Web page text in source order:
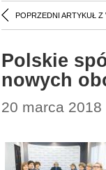
POPRZEDNI ARTYKUŁ Z
Polskie
nowych
20 marca